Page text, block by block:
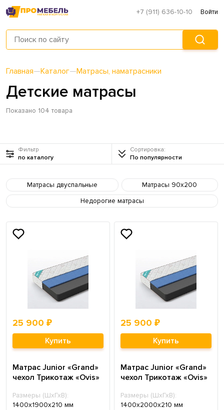
+7 (911) 636-10-10 Войти
Главная—Каталог—Матрасы, наматрасники
Детские матрасы
Показано 104 товара
Фильтр
по каталогу
Сортировка:
По популярности
Матрасы двуспальные
Матрасы 90х200
Недорогие матрасы
25 900 ₽
Купить
Матрас Junior «Grand»
чехол Трикотаж «Ovis»
Размеры (ШхГхВ):
1400х1900х210 мм
25 900 ₽
Купить
Матрас Junior «Grand»
чехол Трикотаж «Ovis»
Размеры (ШхГхВ):
1400х2000х210 мм